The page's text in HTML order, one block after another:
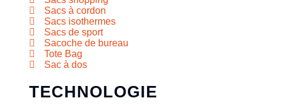
Sacs à cordon
Sacs isothermes
Sacs de sport
Sacoche de bureau
Tote Bag
Sac à dos
TECHNOLOGIE